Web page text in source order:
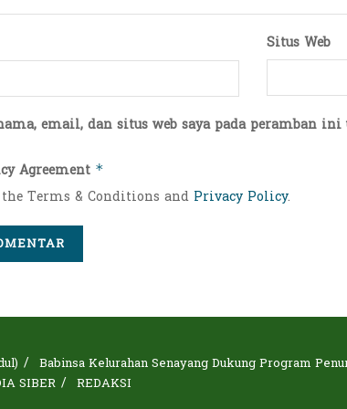
Situs Web
email, dan situs web saya pada peramban
Agreement *
Terms & Conditions and Privacy Policy.
Babinsa Kelurahan Senayang Dukung Program
SIBER
REDAKSI